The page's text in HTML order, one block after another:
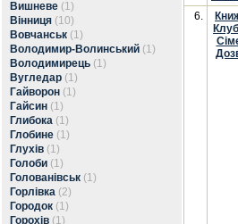
Вишневе (1)
Вінниця (10)
Вовчанськ (1)
Володимир-Волинський (1)
Володимирець (1)
Вугледар (1)
Гайворон (1)
Гайсин (1)
Глибока (1)
Глобине (1)
Глухів (1)
Голоби (1)
Голованівськ (1)
Горлівка (2)
Городок (1)
Горохів (1)
6.